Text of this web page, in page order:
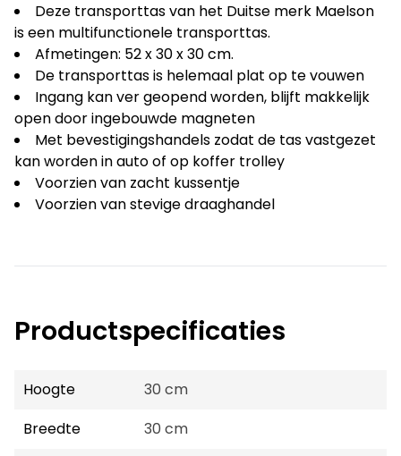
Deze transporttas van het Duitse merk Maelson
is een multifunctionele transporttas.
Afmetingen: 52 x 30 x 30 cm.
De transporttas is helemaal plat op te vouwen
Ingang kan ver geopend worden, blijft makkelijk
open door ingebouwde magneten
Met bevestigingshandels zodat de tas vastgezet
kan worden in auto of op koffer trolley
Voorzien van zacht kussentje
Voorzien van stevige draaghandel
Productspecificaties
Hoogte
30 cm
Breedte
30 cm